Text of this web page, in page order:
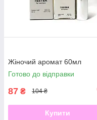
Жіночий аромат 60мл
Готово до відправки
87 ₴ 104 ₴
Купити